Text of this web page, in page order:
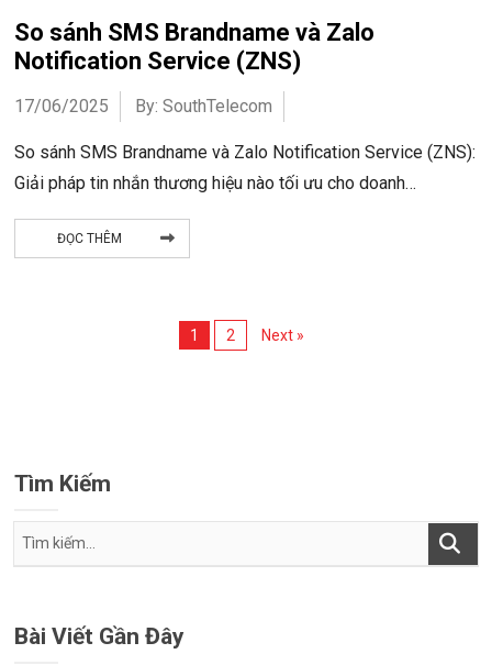
So sánh SMS Brandname và Zalo
Notification Service (ZNS)
17/06/2025 By: SouthTelecom
So sánh SMS Brandname và Zalo Notification Service (ZNS):
Giải pháp tin nhắn thương hiệu nào tối ưu cho doanh…
ĐỌC THÊM
1 2 Next »
Tìm Kiếm
Bài Viết Gần Đây